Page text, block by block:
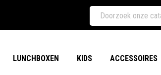
LUNCHBOXEN KIDS ACCESSOIRES